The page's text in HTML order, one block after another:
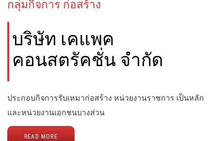
กลุ่มกิจการ ก่อสร้าง
บริษัท เคแพค
คอนสตรัคชั่น จำกัด
ประกอบกิจการรับเหมาก่อสร้าง หน่วยงานราชการ เป็นหลัก
และหน่วยงานเอกชนบางส่วน
READ MORE